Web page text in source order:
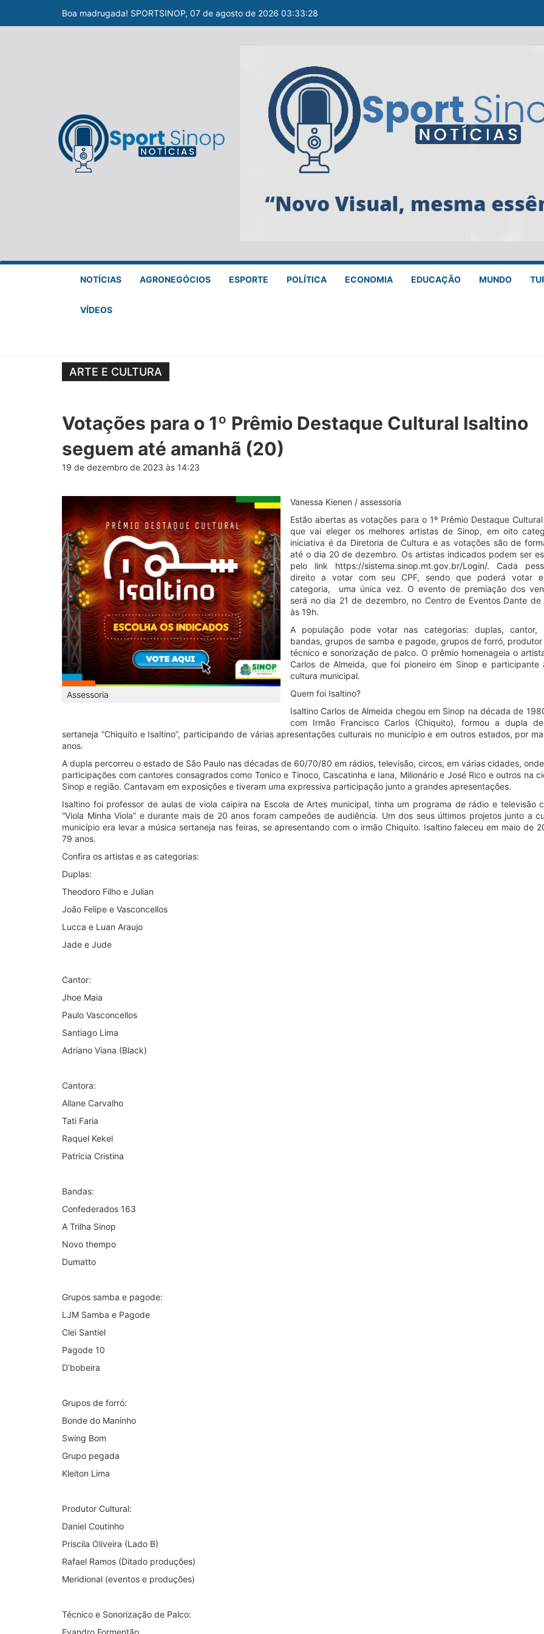
Boa madrugada! SPORTSINOP, 07 de agosto de 2026 03:33:29
NOTÍCIAS AGRONEGÓCIOS ESPORTE POLÍTICA ECONOMIA EDUCAÇÃO MUNDO
VÍDEOS
ARTE E CULTURA
Votações para o 1º Prêmio Destaque Cultural Isaltino
seguem até amanhã (20)
19 de dezembro de 2023 às 14:23
Assessoria
Vanessa Kienen / assessoria
Estão abertas as votações para o 1º Prêmio Destaque
que vai eleger os melhores artistas de Sinop, em oito
iniciativa é da Diretoria de Cultura e as votações são de
até o dia 20 de dezembro. Os artistas indicados podem ser
pelo link https://sistema.sinop.mt.gov.br/Login/. Cada
direito a votar com seu CPF, sendo que poderá votar
categoria, uma única vez. O evento de premiação dos
será no dia 21 de dezembro, no Centro de Eventos Dante de
às 19h.
A população pode votar nas categorias: duplas, cantor,
bandas, grupos de samba e pagode, grupos de forró, produtor
técnico e sonorização de palco. O prêmio homenageia o
Carlos de Almeida, que foi pioneiro em Sinop e participante
cultura municipal.
Quem foi Isaltino?
Isaltino Carlos de Almeida chegou em Sinop na década de
com Irmão Francisco Carlos (Chiquito), formou a dupla
sertaneja “Chiquito e Isaltino”, participando de várias apresentações culturais no município e em outros estados, por
anos.
A dupla percorreu o estado de São Paulo nas décadas de 60/70/80 em rádios, televisão, circos, em várias cidades,
participações com cantores consagrados como Tonico e Tinoco, Cascatinha e Iana, Milionário e José Rico e outros na
Sinop e região. Cantavam em exposições e tiveram uma expressiva participação junto a grandes apresentações.
Isaltino foi professor de aulas de viola caipira na Escola de Artes municipal, tinha um programa de rádio e televisão
“Viola Minha Viola” e durante mais de 20 anos foram campeões de audiência. Um dos seus últimos projetos junto a
município era levar a música sertaneja nas feiras, se apresentando com o irmão Chiquito. Isaltino faleceu em maio de
79 anos.
Confira os artistas e as categorias:
Duplas:
Theodoro Filho e Julian
João Felipe e Vasconcellos
Lucca e Luan Araujo
Jade e Jude
Cantor:
Jhoe Maia
Paulo Vasconcellos
Santiago Lima
Adriano Viana (Black)
Cantora:
Allane Carvalho
Tati Faria
Raquel Kekel
Patricia Cristina
Bandas:
Confederados 163
A Trilha Sinop
Novo thempo
Dumatto
Grupos samba e pagode:
LJM Samba e Pagode
Clei Santiel
Pagode 10
D’bobeira
Grupos de forró:
Bonde do Maninho
Swing Bom
Grupo pegada
Kleiton Lima
Produtor Cultural:
Daniel Coutinho
Priscila Oliveira (Lado B)
Rafael Ramos (Ditado produções)
Meridional (eventos e produções)
Técnico e Sonorização de Palco: